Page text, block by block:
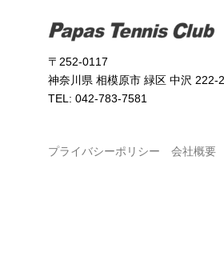
〒252-0117
神奈川県 相模原市 緑区 中沢 222-2
TEL: 042-783-7581
プライバシーポリシー 会社概要